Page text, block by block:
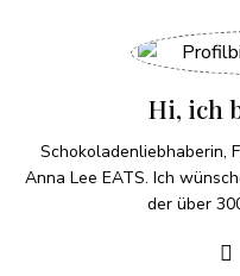
Hi, ich
Schokoladenliebhaberin,
Anna Lee EATS. Ich
der über